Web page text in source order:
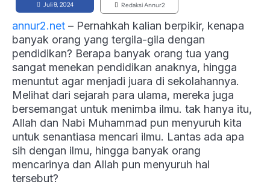
Juli 9, 2024 Redaksi Annur2
annur2.net – Pernahkah kalian berpikir, kenapa
banyak orang yang tergila-gila dengan
pendidikan? Berapa banyak orang tua yang
sangat menekan pendidikan anaknya, hingga
menuntut agar menjadi juara di sekolahannya.
Melihat dari sejarah para ulama, mereka juga
bersemangat untuk menimba ilmu. tak hanya itu,
Allah dan Nabi Muhammad pun menyuruh kita
untuk senantiasa mencari ilmu. Lantas ada apa
sih dengan ilmu, hingga banyak orang
mencarinya dan Allah pun menyuruh hal
tersebut?